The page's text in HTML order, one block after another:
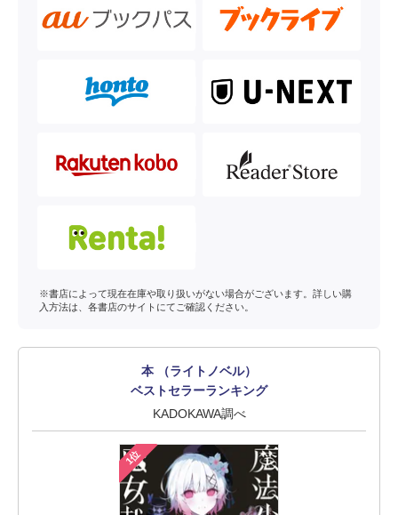
※書店によって現在在庫や取り扱いがない場合がございます。詳しい購
入方法は、各書店のサイトにてご確認ください。
本 （ライトノベル）
ベストセラーランキング
KADOKAWA調べ
1位